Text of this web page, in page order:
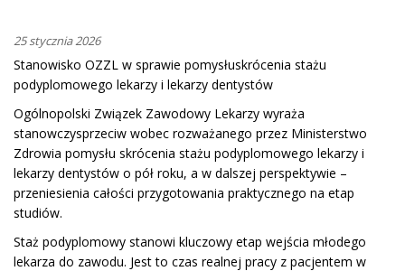
25 stycznia 2026
Stanowisko OZZL w sprawie pomysłuskrócenia stażu
podyplomowego lekarzy i lekarzy dentystów
Ogólnopolski Związek Zawodowy Lekarzy wyraża
stanowczysprzeciw wobec rozważanego przez Ministerstwo
Zdrowia pomysłu skrócenia stażu podyplomowego lekarzy i
lekarzy dentystów o pół roku, a w dalszej perspektywie –
przeniesienia całości przygotowania praktycznego na etap
studiów.
Staż podyplomowy stanowi kluczowy etap wejścia młodego
lekarza do zawodu. Jest to czas realnej pracy z pacjentem w